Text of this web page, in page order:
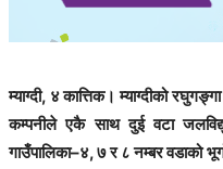
म्याग्दी, ४ कात्तिक। म्याग्दीको
कम्पनीले एकै साथ दुई वटा
गाउँपालिका–४, ७ र ८ नम्बर वडाको